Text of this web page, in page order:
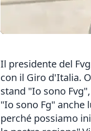
Il presidente del
con il Giro d'Italia.
stand "Io sono
"Io sono Fg" anche
perché possiamo